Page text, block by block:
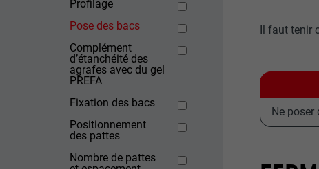
Profilage
Pose des bacs
Complément
d’étanchéité des
agrafes avec du gel
PREFA
Fixation des bacs
Positionnement
des pattes
Nombre de pattes
Il faut
Ne poser